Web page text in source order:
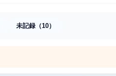
未記録（10）